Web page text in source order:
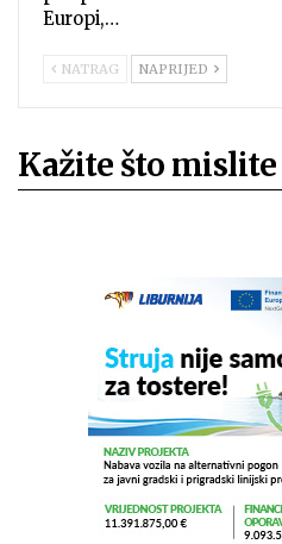
Europi,…
NATRAG NAPRIJED
Kažite što